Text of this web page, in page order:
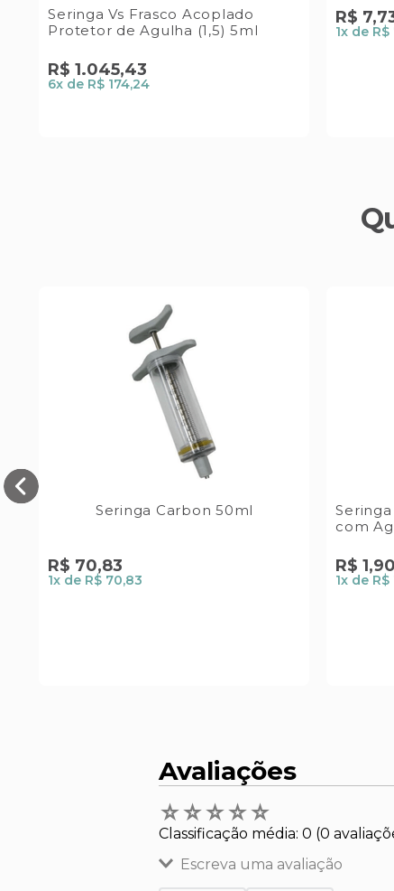
Seringa Vs Frasco Acoplado
Protetor de Agulha (1,5) 5ml
R$ 1.045,43
6x de R$ 174,24
R$ 7,
1x de R$
Seringa Carbon 50ml
R$ 70,83
1x de R$ 70,83
com
R$ 1,90
1x de R$
Avaliações
☆☆☆☆☆
Classificação média: 0 (0
Escreva uma avaliação